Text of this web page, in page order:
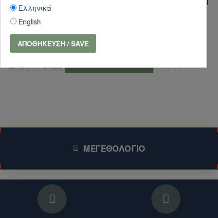
ΕΝΔΙΑΦΈΡΕΣΤΕ ΓΙΑ ΑΠΟΣΤΟΛΉ
ΠΡΟΪΌΝΤΩΝ ΕΚΤΌΣ ΕΛΛΆΔΑΣ ΚΑΙ ΚΎΠΡΟΥ;
προϊόντων που σας ενδιαφέρουν, μαζί με το
Συμπληρώστε τη
φόρμα επικοινωνίας (για το συγκεκριμένο
.
Επισκεφθείτε την ενότητα
Επικοινωνήστε μαζί μας
στο ηλεκτρονικό μας
κατάστημα για περισσότερα προϊόντα.
ΜΕΓΕΘΟΛΌΓΙΟ
Ελληνικά
English
ΑΠΟΘΉΚΕΥΣΗ / SAVE